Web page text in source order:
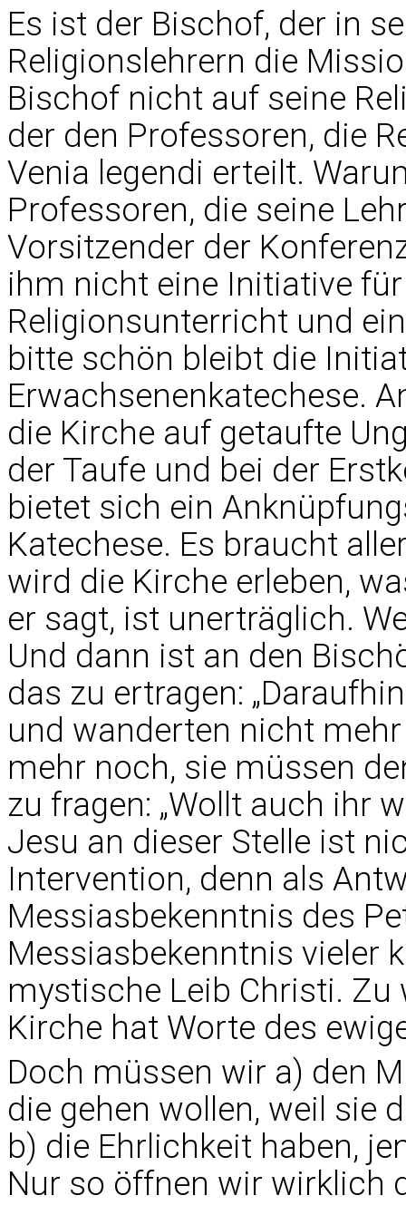
Es ist der Bischof, der in
Religionslehrern die
Bischof nicht auf seine
der den Professoren, die
Venia legendi erteilt.
Professoren, die seine
Vorsitzender der
ihm nicht eine Initiative
Religionsunterricht und
bitte schön bleibt die
Erwachsenenkatechese.
die Kirche auf getaufte
der Taufe und bei der
bietet sich ein
Katechese. Es braucht
wird die Kirche erleben,
er sagt, ist unerträglich.
Und dann ist an den
das zu ertragen:
und wanderten nicht
mehr noch, sie müssen
zu fragen: „Wollt auch ihr
Jesu an dieser Stelle ist
Intervention, denn als
Messiasbekenntnis des
Messiasbekenntnis vieler
mystische Leib Christi.
Kirche hat Worte des
Doch müssen wir a) den
die gehen wollen, weil sie
b) die Ehrlichkeit haben,
Nur so öffnen wir wirklich